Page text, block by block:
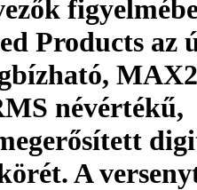
Products az
névértékű,
A